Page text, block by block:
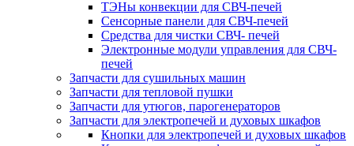
ТЭНы конвекции для СВЧ-печей
Сенсорные панели для СВЧ-печей
Средства для чистки СВЧ- печей
Электронные модули управления для СВЧ-
печей
Запчасти для сушильных машин
Запчасти для тепловой пушки
Запчасти для утюгов, парогенераторов
Запчасти для электропечей и духовых шкафов
Кнопки для электропечей и духовых шкафов